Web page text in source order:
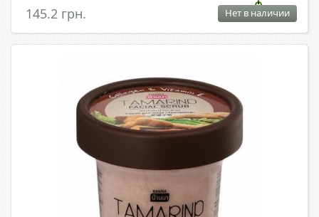
145.2 грн. Нет в наличии